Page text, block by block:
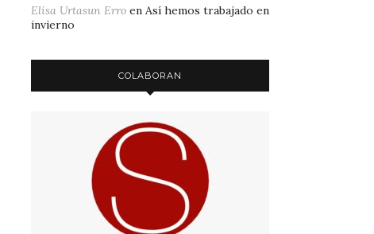
Elisa Urtasun Erro en Así hemos trabajado en
invierno
COLABORAN